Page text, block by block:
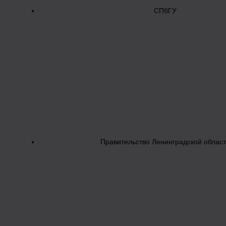
СПбГУ
Правительство Ленинградской